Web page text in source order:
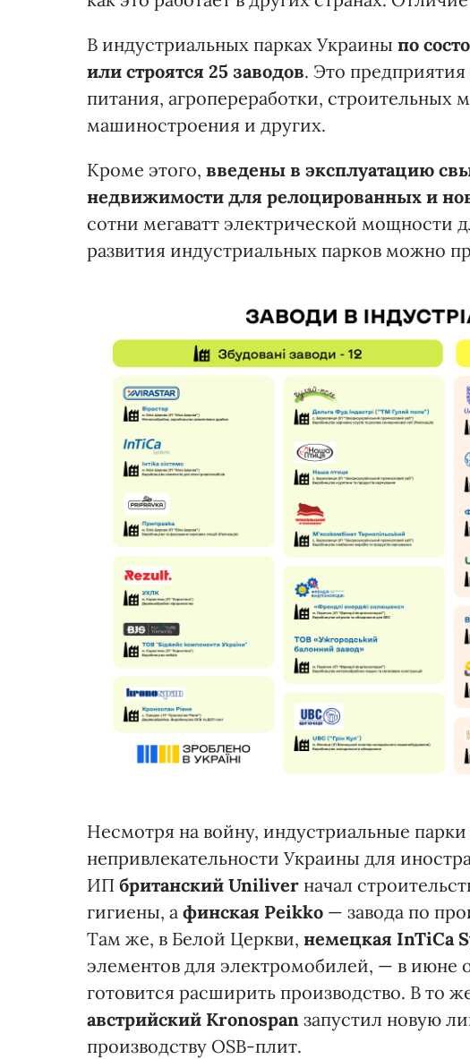
В индустриальных парках Украины по
или строятся 25 заводов. Это предприятия
питания, агропереработки, строительных
машиностроения и других.
Кроме этого, введены в эксплуатацию
недвижимости для релоцированных и
сотни мегаватт электрической мощности
развития индустриальных парков можно
Несмотря на войну, индустриальные
непривлекательности Украины для
ИП британский Uniliver начал
гигиены, а финская Peikko — завода по
Там же, в Белой Церкви, немецкая InTiCa
элементов для электромобилей, — в июне
готовится расширить производство. В то
австрийский Kronospan запустил новую
производству OSB-плит.